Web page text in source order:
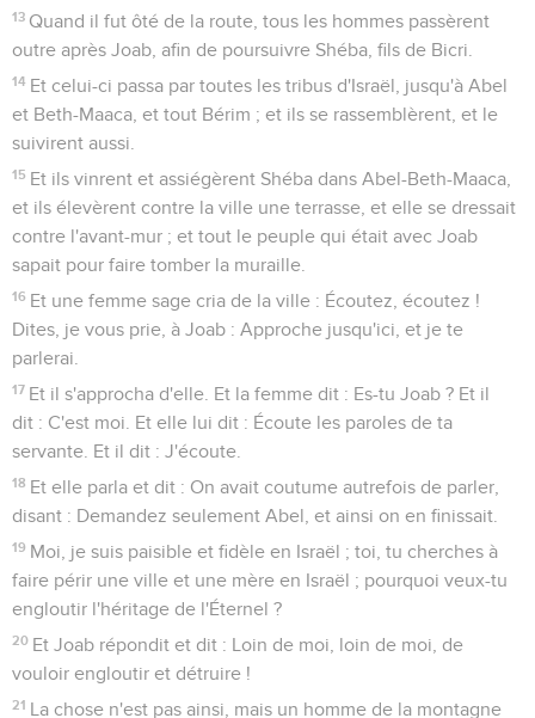
13 Quand il fut ôté de la route, tous les hommes passèrent
outre après Joab, afin de poursuivre Shéba, fils de Bicri.
14 Et celui-ci passa par toutes les tribus d'Israël, jusqu'à Abel
et Beth-Maaca, et tout Bérim ; et ils se rassemblèrent, et le
suivirent aussi.
15 Et ils vinrent et assiégèrent Shéba dans Abel-Beth-Maaca,
et ils élevèrent contre la ville une terrasse, et elle se dressait
contre l'avant-mur ; et tout le peuple qui était avec Joab
sapait pour faire tomber la muraille.
16 Et une femme sage cria de la ville : Écoutez, écoutez !
Dites, je vous prie, à Joab : Approche jusqu'ici, et je te
parlerai.
17 Et il s'approcha d'elle. Et la femme dit : Es-tu Joab ? Et il
dit : C'est moi. Et elle lui dit : Écoute les paroles de ta
servante. Et il dit : J'écoute.
18 Et elle parla et dit : On avait coutume autrefois de parler,
disant : Demandez seulement Abel, et ainsi on en finissait.
19 Moi, je suis paisible et fidèle en Israël ; toi, tu cherches à
faire périr une ville et une mère en Israël ; pourquoi veux-tu
engloutir l'héritage de l'Éternel ?
20 Et Joab répondit et dit : Loin de moi, loin de moi, de
vouloir engloutir et détruire !
21 La chose n'est pas ainsi, mais un homme de la montagne